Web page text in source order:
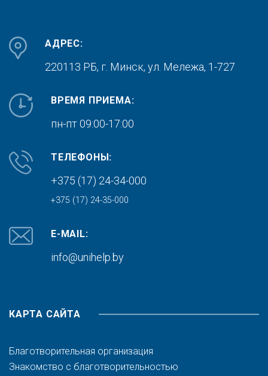
АДРЕС:
220113 РБ, г. Минск, ул. Мележа, 1-727
ВРЕМЯ ПРИЕМА:
пн-пт 09:00-17:00
ТЕЛЕФОНЫ:
+375 (17) 24-34-000
+375 (17) 24-35-000
E-MAIL:
info@unihelp.by
КАРТА САЙТА
Благотворительная организация
Знакомство с благотворительностью